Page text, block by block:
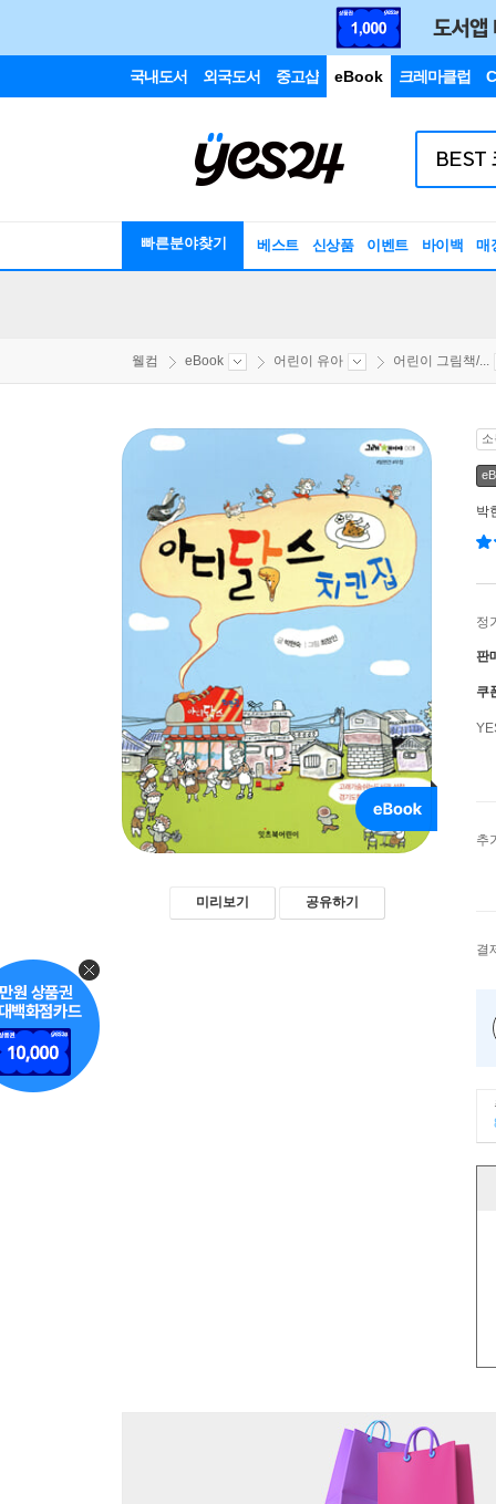
국내도서 외국도서 중고샵 eBook 크레마클럽
빠른분야찾기 베스트 신상품 이벤트 바이백 매
웰컴 eBook 어린이 유아 어린이 그림책/...
미리보기 공유하기
박
정
판
쿠
추
결